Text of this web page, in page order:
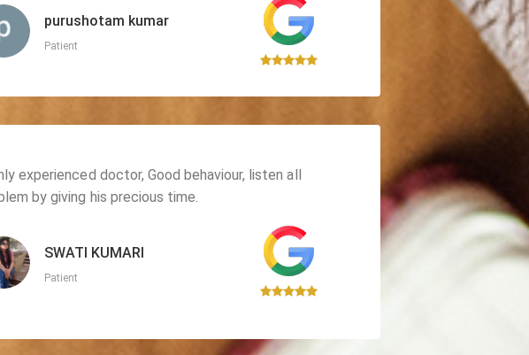
purushotam kumar
Patient
experienced doctor, Good behaviour, listen all
by giving his precious time.
SWATI KUMARI
Patient